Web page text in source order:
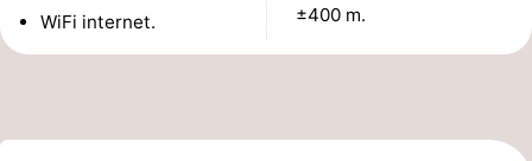
doen
Monumenten
-
WiFi internet.
±400 m.